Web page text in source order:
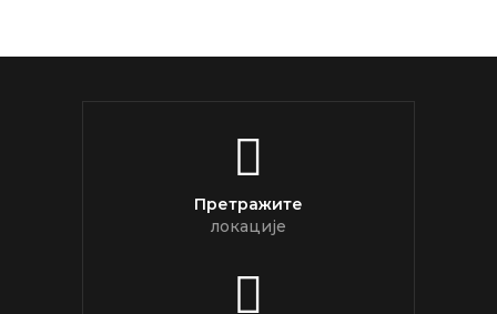
Претражите
локације